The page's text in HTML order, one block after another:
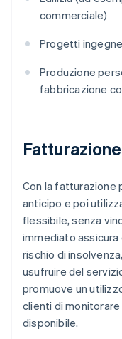
commerciale)
Progetti
Produzione
fabbricazione
Con la fatturazione
anticipo e poi
flessibile, senza
immediato
rischio di
usufruire del
promuove un
clienti di
disponibile.